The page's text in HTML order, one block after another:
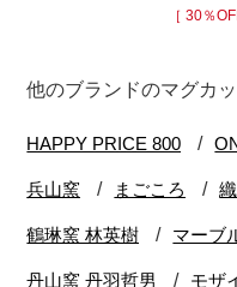
［ 30％
他のブランドのマグカ